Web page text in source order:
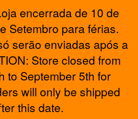
encerrada de 10 de
Setembro para férias.
serão enviadas após a
Store closed from
to September 5th for
will only be shipped
this date.